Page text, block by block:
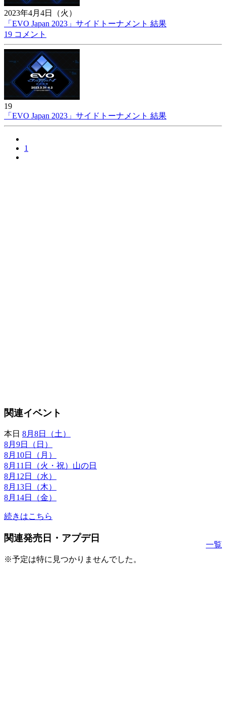
2023年4月4日（火）
「EVO Japan 2023」サイドトーナメント 結果
19 コメント
19
「EVO Japan 2023」サイドトーナメント 結果
1
関連イベント
本日 8月8日（土）
8月9日（日）
8月10日（月）
8月11日（火・祝）山の日
8月12日（水）
8月13日（木）
8月14日（金）
続きはこちら
一覧
関連発売日・アプデ日
※予定は特に見つかりませんでした。